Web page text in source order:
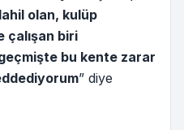
olan, kulüp
çalışan biri
geçmişte bu kente zarar
” diye